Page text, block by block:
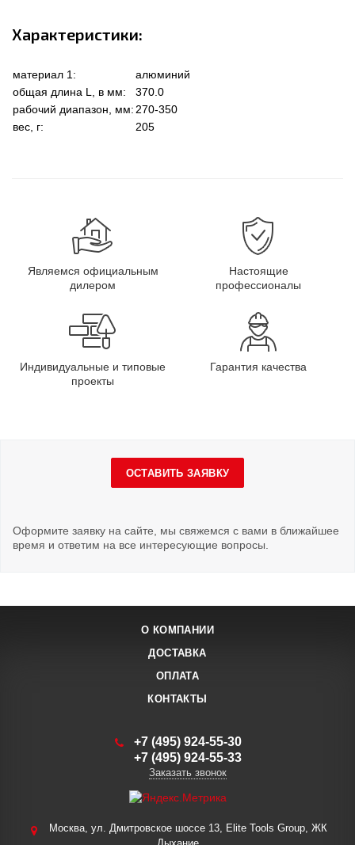
Характеристики:
материал 1:
алюминий
общая длина L, в мм:
370.0
рабочий диапазон, мм: 270-350
вес, г:
205
Являемся официальным
дилером
Настоящие
профессионалы
Индивидуальные и типовые
проекты
Гарантия качества
ОСТАВИТЬ ЗАЯВКУ
Оформите заявку на сайте, мы свяжемся с вами в ближайшее
время и ответим на все интересующие вопросы.
О КОМПАНИИ
ДОСТАВКА
ОПЛАТА
КОНТАКТЫ
+7 (495) 924-55-30
+7 (495) 924-55-33
Заказать звонок
Москва, ул. Дмитровское шоссе 13, Elite Tools Group, ЖК